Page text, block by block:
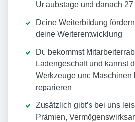
Urlaubstage und danach 27
Deine Weiterbildung
deine Weiterentwicklung
Du bekommst
Ladengeschäft und kannst
Werkzeuge und Maschinen
reparieren
Zusätzlich gibt’s bei uns
Prämien,